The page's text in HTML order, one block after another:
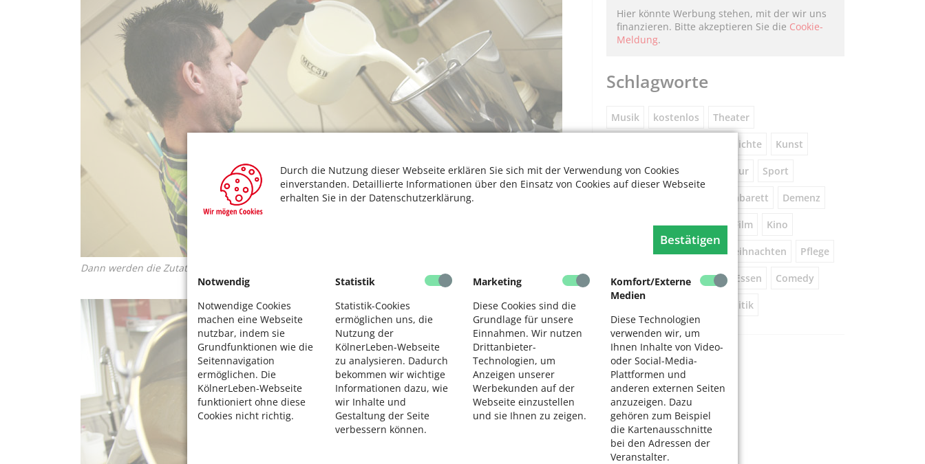
Durch die Nutzung dieser Webseite erklären Sie sich mit der Verwendung von Cookies
einverstanden. Detaillierte Informationen über den Einsatz von Cookies auf dieser Webseite
erhalten Sie in der Datenschutzerklärung.
Bestätigen
Notwendig
Notwendige Cookies
machen eine Webseite
nutzbar, indem sie
Grundfunktionen wie die
Seitennavigation
ermöglichen. Die
KölnerLeben-Webseite
funktioniert ohne diese
Cookies nicht richtig.
Statistik
Statistik-Cookies
ermöglichen uns, die
Nutzung der
KölnerLeben-Webseite
zu analysieren. Dadurch
bekommen wir wichtige
Informationen dazu, wie
wir Inhalte und
Gestaltung der Seite
verbessern können.
Marketing
Diese Cookies sind die
Grundlage für unsere
Einnahmen. Wir nutzen
Drittanbieter-
Technologien, um
Anzeigen unserer
Werbekunden auf der
Webseite einzustellen
und sie Ihnen zu zeigen.
Komfort/Externe
Medien
Diese Technologien
verwenden wir, um
Ihnen Inhalte von Video-
oder Social-Media-
Plattformen und
anderen externen Seiten
anzuzeigen. Dazu
gehören zum Beispiel
die Kartenausschnitte
bei den Adressen der
Veranstalter.
Dann werden die Zutaten, die dem Eis seinen Geschmack verleihen, zugemischt. Foto: Dos Santos
Hier könnte Werbung stehen, mit der wir uns
finanzieren. Bitte akzeptieren Sie die Cookie-
Meldung.
Schlagworte
Musik kostenlos Theater
Geschichte Kunst
Museum Natur Literatur Sport
Kabarett Demenz
Wandern Brauchtum Film Kino
Vorsorge Beratung Weihnachten Pflege
Feste Tanz Vortrag Essen Comedy
Politik